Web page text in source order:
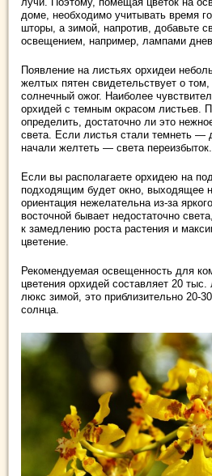
доме, необходимо учитывать время
шторы, а зимой, напротив, добавьте
освещением, например, лампами
Появление на листьях орхидеи
желтых пятен свидетельствует о
солнечный ожог. Наиболее
орхидей с темным окрасом листьев.
определить, достаточно ли это
света. Если листья стали темнеть —
начали желтеть — света переизбыток.
Если вы располагаете орхидею на
подходящим будет окно, выходящее
ориентация нежелательна из-за
восточной бывает недостаточно
к замедлению роста растения и
цветение.
Рекомендуемая освещенность для
цветения орхидей составляет 20
люкс зимой, это приблизительно 20-
солнца.